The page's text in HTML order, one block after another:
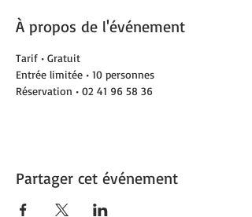
À propos de l'événement
Tarif • Gratuit
Entrée limitée • 10 personnes
Réservation • 02 41 96 58 36
Partager cet événement